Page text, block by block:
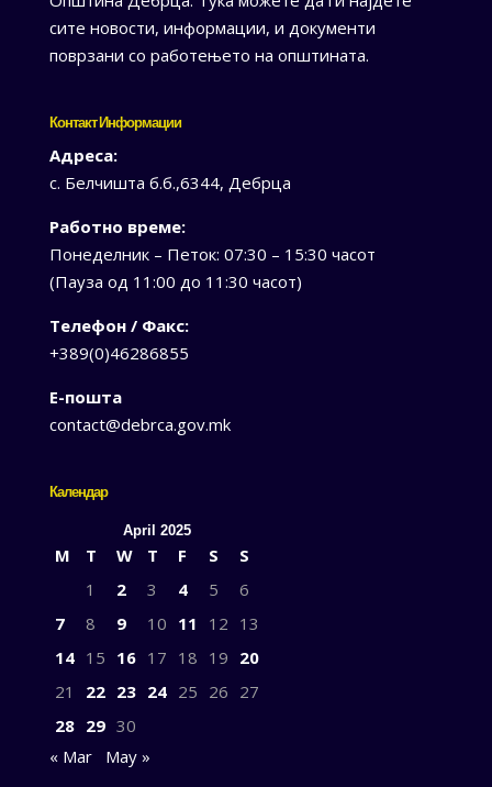
сите новости, информации, и документи
поврзани со работењето на општината.
Контакт Информации
Адреса:
с. Белчишта б.б.,6344, Дебрца
Работно време:
Понеделник – Петок: 07:30 – 15:30 часот
(Пауза од 11:00 до 11:30 часот)
Телефон / Факс:
+389(0)46286855
Е-пошта
contact@debrca.gov.mk
Календар
April 2025
M T W T F S
S
1
2 3 4 5
6
7
8 9 10 11 12 13
14 15 16 17 18 19 20
21
22 23 24 25 26 27
28 29 30
« Mar
May »